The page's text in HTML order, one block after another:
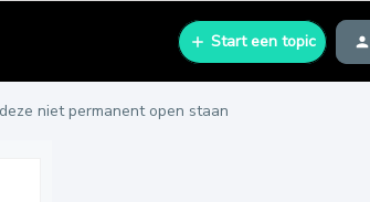
Start een topic
niet permanent open staan